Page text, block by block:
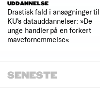
UDDANNELSE
Drastisk fald i ansøgninger til
KU's datauddannelser: »De
unge handler på en forkert
mavefornemmelse«
SENESTE